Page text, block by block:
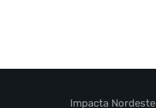
Impacta Nordeste